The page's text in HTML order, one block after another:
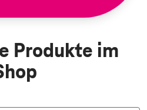
Produkte im